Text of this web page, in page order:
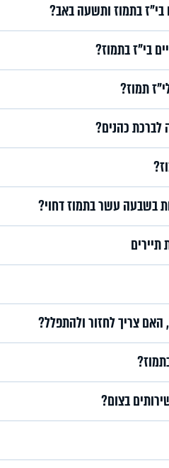
בי"ז בתמוז ותשעה באב?
בי"ז בתמוז?
תמוז?
כהנים?
בשבעה עשר בתמוז דחוי?
תיירים
צריך לחזור ולהתפלל?
בצום?